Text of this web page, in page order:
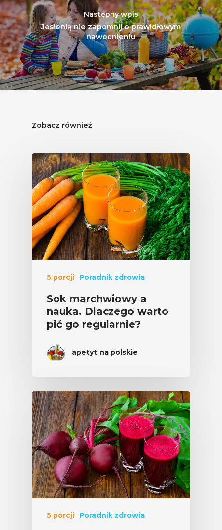
Następny wpis
Jesienią nie zapomnij o prawidłowym
nawodnieniu
Zobacz również
5 porcji Poradnik zdrowia
Sok marchwiowy a
nauka. Dlaczego warto
pić go regularnie?
apetyt na polskie
5 porcji Poradnik zdrowia